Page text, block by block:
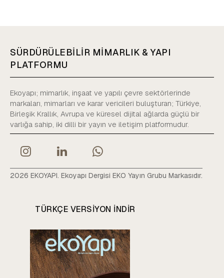
SÜRDÜRÜLEBİLİR MİMARLIK & YAPI
PLATFORMU
Ekoyapı; mimarlık, inşaat ve yapılı çevre sektörlerinde
markaları, mimarları ve karar vericileri buluşturan; Türkiye,
Birleşik Krallık, Avrupa ve küresel dijital ağlarda güçlü bir
varlığa sahip, iki dilli bir yayın ve iletişim platformudur.
2026 EKOYAPI. Ekoyapı Dergisi EKO Yayın Grubu Markasıdır.
TÜRKÇE VERSIYON INDIR